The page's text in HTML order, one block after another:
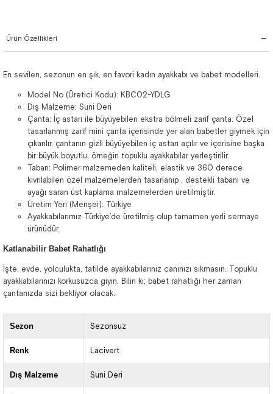
Ürün Özellikleri
En sevilen, sezonun en şık, en favori kadın ayakkabı ve babet modelleri.
Model No (Üretici Kodu): KBC02-YDLG
Dış Malzeme: Suni Deri
Çanta: İç astarı ile büyüyebilen ekstra bölmeli zarif çanta. Özel
tasarlanmış zarif mini çanta içerisinde yer alan babetler giymek için
çıkarılır, çantanın gizli büyüyebilen iç astarı açılır ve içerisine başka
bir büyük boyutlu, örneğin topuklu ayakkabılar yerleştirilir.
Taban: Polimer malzemeden kaliteli, elastik ve 360 derece
kıvrılabilen özel malzemelerden tasarlanıp , destekli tabanı ve
ayağı saran üst kaplama malzemelerden üretilmiştir.
Üretim Yeri (Menşei): Türkiye
Ayakkabılarımız Türkiye’de üretilmiş olup tamamen yerli sermaye
ürünüdür.
Katlanabilir Babet Rahatlığı
İşte, evde, yolculukta, tatilde ayakkabılarınız canınızı sıkmasın. Topuklu
ayakkabılarınızı korkusuzca giyin. Bilin ki; babet rahatlığı her zaman
çantanızda sizi bekliyor olacak.
Sezon Sezonsuz
Renk Lacivert
Dış Malzeme Suni Deri